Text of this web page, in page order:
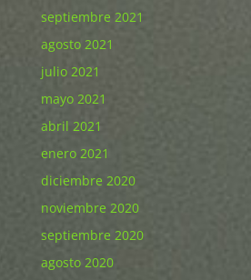
septiembre 2021
agosto 2021
julio 2021
mayo 2021
abril 2021
enero 2021
diciembre 2020
noviembre 2020
septiembre 2020
agosto 2020